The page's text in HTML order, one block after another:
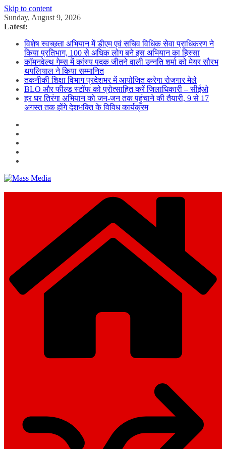
Skip to content
Sunday, August 9, 2026
Latest:
विशेष स्वच्छता अभियान में डीएम एवं सचिव विधिक सेवा प्राधिकरण ने
किया प्रतिभाग, 100 से अधिक लोग बने इस अभियान का हिस्सा
कॉमनवेल्थ गेम्स में कांस्य पदक जीतने वाली उन्नति शर्मा को मेयर सौरभ
थपलियाल ने किया सम्मानित
तकनीकी शिक्षा विभाग प्रदेशभर में आयोजित करेगा रोजगार मेले
BLO और फील्ड स्टॉफ को प्रोत्साहित करें जिलाधिकारी – सीईओ
हर घर तिरंगा अभियान को जन-जन तक पहुंचाने की तैयारी, 9 से 17
अगस्त तक होंगे देशभक्ति के विविध कार्यक्रम